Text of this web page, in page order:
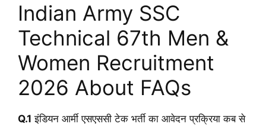
Indian Army SSC
Technical 67th Men &
Women Recruitment
2026 About FAQs
Q.1 इंडियन आर्मी एसएससी टेक भर्ती का आवेदन प्रक्रिया कब से